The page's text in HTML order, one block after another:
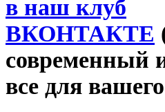
в наш клуб
ВКОНТАКТЕ
современный
все для